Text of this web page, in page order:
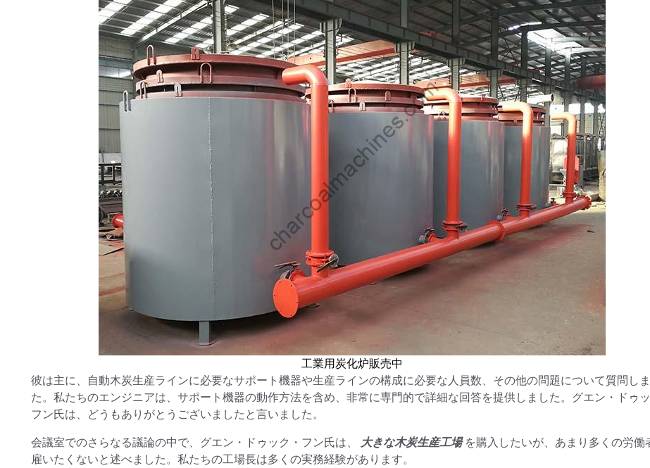
工業用炭化炉販売中
彼は主に、自動木炭生産ラインに必要なサポート機器や生産ラインの構成に必要な人員数、その他の問題について質問し
た。私たちのエンジニアは、サポート機器の動作方法を含め、非常に専門的で詳細な回答を提供しました。グエン・ドゥッ
フン氏は、どうもありがとうございましたと言いました。
会議室でのさらなる議論の中で、グエン・ドゥック・フン氏は、
大きな木炭生産工場を購入したいが、あまり多くの労働
雇いたくないと述べました。私たちの工場長は多くの実務経験があります。